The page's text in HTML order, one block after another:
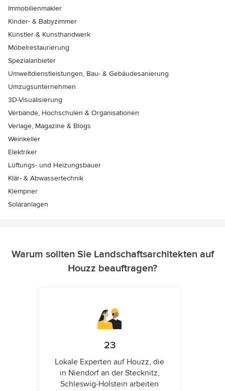
Immobilienmakler
Kinder- & Babyzimmer
Künstler & Kunsthandwerk
Möbelrestaurierung
Spezialanbieter
Umweltdienstleistungen, Bau- & Gebäudesanierung
Umzugsunternehmen
3D-Visualisierung
Verbände, Hochschulen & Organisationen
Verlage, Magazine & Blogs
Weinkeller
Elektriker
Lüftungs- und Heizungsbauer
Klär- & Abwassertechnik
Klempner
Solaranlagen
Warum sollten Sie Landschaftsarchitekten auf
Houzz beauftragen?
23
Lokale Experten auf Houzz, die
in Niendorf an der Stecknitz,
Schleswig-Holstein arbeiten